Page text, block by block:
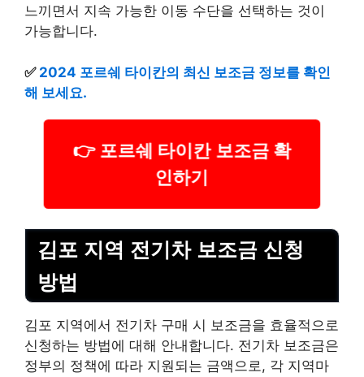
느끼면서 지속 가능한 이동 수단을 선택하는 것이
가능합니다.
✅ 2024 포르쉐 타이칸의 최신 보조금 정보를 확인
해 보세요.
👉 포르쉐 타이칸 보조금 확
인하기
김포 지역 전기차 보조금 신청
방법
김포 지역에서 전기차 구매 시 보조금을 효율적으로
신청하는 방법에 대해 안내합니다. 전기차 보조금은
정부의 정책에 따라 지원되는 금액으로, 각 지역마